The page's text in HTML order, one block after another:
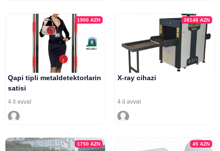
1900AZN
Qapi tipli metaldetektorlarin
satisi
4 il əvvəl
38148 AZN
X-ray cihazi
4 il əvvəl
1750AZN 45 AZN